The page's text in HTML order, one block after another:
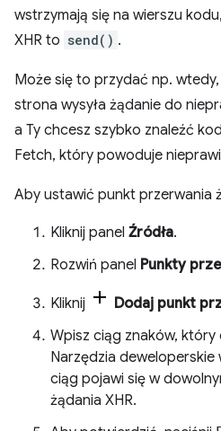
wstrzymają się na wierszu
XHR to send() .
Może się to przydać np.
strona wysyła żądanie do
a Ty chcesz szybko znaleźć
Fetch, który powoduje
Aby ustawić punkt przerwania
Kliknij panel Źródła.
Rozwiń panel Punkty
Kliknij Dodaj punkt
Wpisz ciąg znaków, który
Narzędzia deweloperskie
ciąg pojawi się w
żądania XHR.